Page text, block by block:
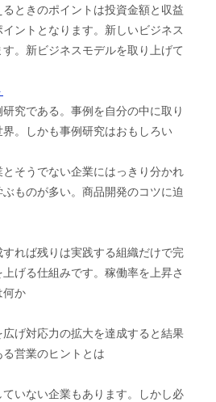
ときのポイントは投資金額と収益
ントとなります。新しいビジネス
。新ビジネスモデルを取り上げて
究である。事例を自分の中に取り
。しかも事例研究はおもしろい
そうでない企業にはっきり分かれ
ものが多い。商品開発のコツに迫
れば残りは実践する組織だけで完
げる仕組みです。稼働率を上昇さ
何か
げ対応力の拡大を達成すると結果
営業のヒントとは
いない企業もあります。しかし必